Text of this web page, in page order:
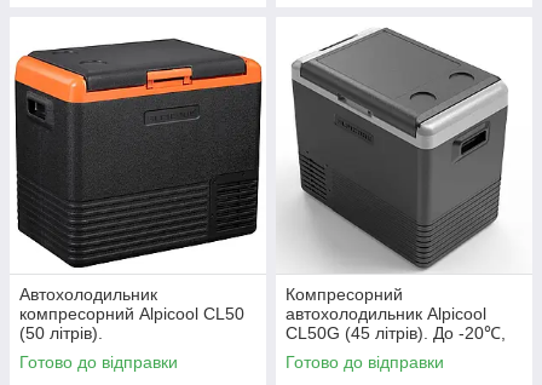
Автохолодильник
компресорний Alpicool CL50
(50 літрів).
Готово до відправки
Компресорний
автохолодильник Alpicool
CL50G (45 літрів). До -20℃,
(12, 24, 220 вольт)
Готово до відправки